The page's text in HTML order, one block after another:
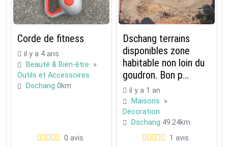
Corde de fitness
il y a 4 ans
Beauté & Bien-être »
Outils et Accessoires
Dschang 0km
0 avis
Dschang terrains
disponibles zone
habitable non loin du
goudron. Bon p...
il y a 1 an
Maisons »
Décoration
Dschang 49.24km
1 avis